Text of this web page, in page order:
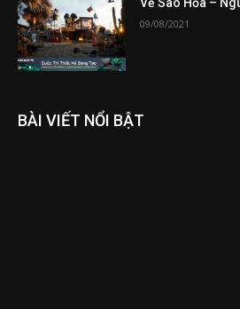
Về Sao Hỏa –
09/08/2021
BÀI VIẾT NỔI BẬT